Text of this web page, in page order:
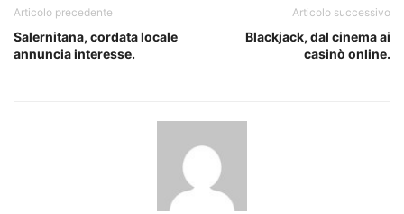
Articolo precedente
Salernitana, cordata locale
annuncia interesse.
Articolo successivo
Blackjack, dal cinema ai
casinò online.